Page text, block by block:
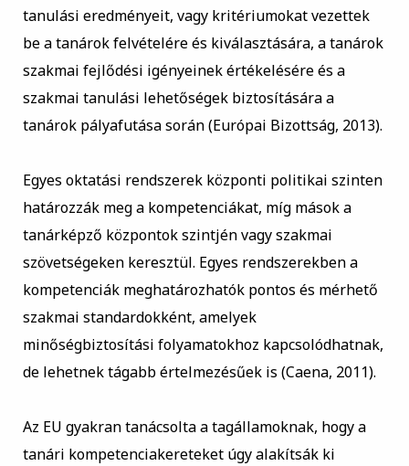
tanulási eredményeit, vagy kritériumokat vezettek
be a tanárok felvételére és kiválasztására, a tanárok
szakmai fejlődési igényeinek értékelésére és a
szakmai tanulási lehetőségek biztosítására a
tanárok pályafutása során (Európai Bizottság, 2013).
Egyes oktatási rendszerek központi politikai szinten
határozzák meg a kompetenciákat, míg mások a
tanárképző központok szintjén vagy szakmai
szövetségeken keresztül. Egyes rendszerekben a
kompetenciák meghatározhatók pontos és mérhető
szakmai standardokként, amelyek
minőségbiztosítási folyamatokhoz kapcsolódhatnak,
de lehetnek tágabb értelmezésűek is (Caena, 2011).
Az EU gyakran tanácsolta a tagállamoknak, hogy a
tanári kompetenciakereteket úgy alakítsák ki